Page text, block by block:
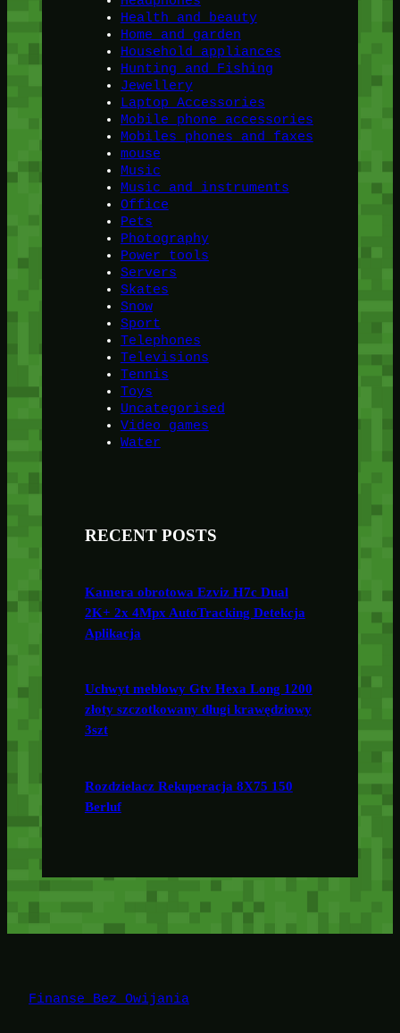
Health and beauty
Home and garden
Household appliances
Hunting and Fishing
Jewellery
Laptop Accessories
Mobile phone accessories
Mobiles phones and faxes
mouse
Music
Music and instruments
Office
Pets
Photography
Power tools
Servers
Skates
Snow
Sport
Telephones
Televisions
Tennis
Toys
Uncategorised
Video games
Water
RECENT POSTS
Kamera obrotowa Ezviz H7c Dual
2K+ 2x 4Mpx AutoTracking Detekcja
Aplikacja
Uchwyt meblowy Gtv Hexa Long 1200
złoty szczotkowany długi krawędziowy
3szt
Rozdzielacz Rekuperacja 8X75 150
Berluf
Finanse Bez Owijania